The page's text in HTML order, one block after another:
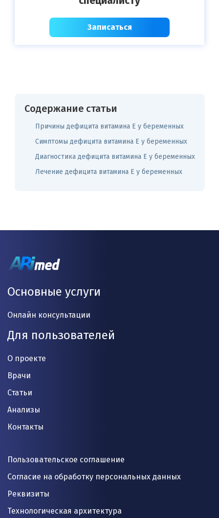
Записаться
Содержание статьи
Причины дефицита витамина Е у беременных
Симптомы дефицита витамина Е у беременных
Диагностика дефицита витамина Е у беременных
Лечение дефицита витамина Е у беременных
Основные услуги
Онлайн консультации
Для пользователей
О проекте
Врачи
Статьи
Анализы
Контакты
Пользовательское соглашение
Согласие на обработку персональных данных
Реквизиты
Технологическая архитектура